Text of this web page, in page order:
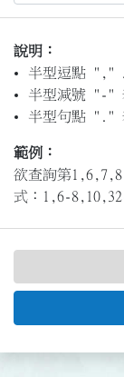
說明：
半型逗點 ","
半型減號 "-"
半型句點 "."
範例：
欲查詢第
式：1,6-